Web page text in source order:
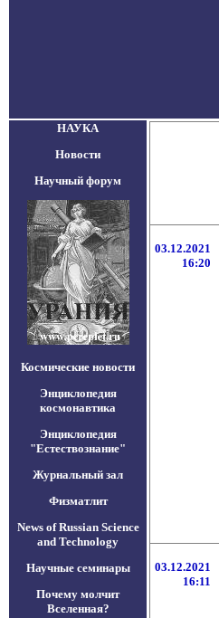
НАУКА
Новости
Научный форум
Космические новости
Энциклопедия
космонавтика
Энциклопедия
"Естествознание"
Журнальный зал
Физматлит
News of Russian Science
and Technology
Научные семинары
Почему молчит
Вселенная?
03.12.2021
16:20
03.12.2021
16:11